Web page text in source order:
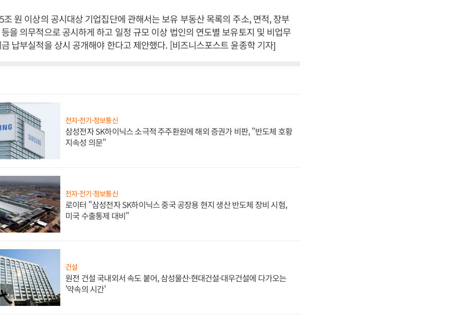
조 원 이상의 공시대상 기업집단에 관해서는 보유 부동산 목록의 주소, 면적, 장부
을 의무적으로 공시하게 하고 일정 규모 이상 법인의 연도별 보유토지 및 비업무
납부실적을 상시 공개해야 한다고 제안했다. [비즈니스포스트 윤종학 기자]
전자·전기·정보통신
삼성전자 SK하이닉스 소극적 주주환원에 해외 증권가 비판, "반도체 호황
지속성 의문"
전자·전기·정보통신
로이터 "삼성전자 SK하이닉스 중국 공장용 현지 생산 반도체 장비 시험,
미국 수출통제 대비"
건설
원전 건설 국내외서 속도 붙어, 삼성물산·현대건설·대우건설에 다가오는
'약속의 시간'